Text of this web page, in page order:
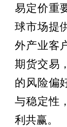
易定价重
球市场提
外产业客
期货交易
的风险偏
与稳定性
利共赢。